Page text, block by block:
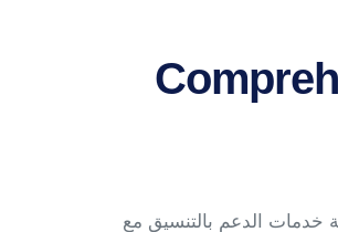
خدمات الدعم بالتنسيق مع